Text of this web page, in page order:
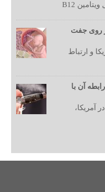
می کنند که به نسخه آنها چند آمپول ویتامین B12
روی جفت
و ارتباط
آن با
آمریکا،